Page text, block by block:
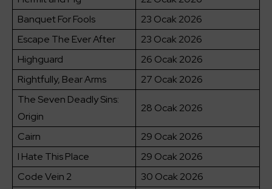
Banquet For Fools
23 Ocak 2026
Escape The Ever After
23 Ocak 2026
Highguard
26 Ocak 2026
Rightfully, Bear Arms
27 Ocak 2026
The Seven Deadly Sins:
Origin
28 Ocak 2026
Cairn
29 Ocak 2026
I Hate This Place
29 Ocak 2026
Code Vein 2
30 Ocak 2026